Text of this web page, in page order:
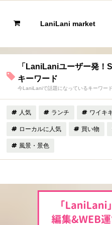
LaniLani market
「LaniLaniユーザー発
キーワード
今LaniLaniで話題になっているキーワード
人気 ランチ ワイキ
ローカルに人気 買い物
風景・景色